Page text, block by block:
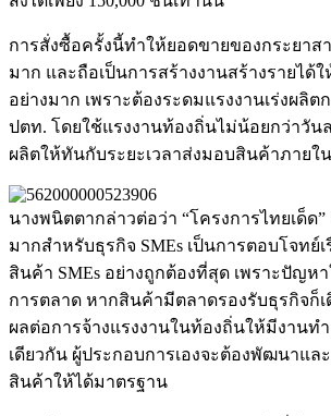
การสั่งซื้อครั้งนี้ทำให้ยอดขายของกระยาส
มาก และถือเป็นการสร้างงานสร้างรายไ
อย่างมาก เพราะต้องระดมแรงงานเร่งผลิต
ปตท. โดยใช้แรงงานท้องถิ่นไม่น้อยกว่าวันล
ผลิตให้ทันกับระยะเวลาส่งมอบสินค้าภายใ
นางพนิตตากล่าวต่อว่า “โครงการไทยเด็ด
มากสำหรับธุรกิจ SMEs เป็นการตอบโจทย์
สินค้า SMEs อย่างถูกต้องที่สุด เพราะปัญห
การตลาด หากสินค้ามีตลาดรองรับธุรกิจก็
ผลต่อการจ้างแรงงานในท้องถิ่นให้มีงานท
เดียวกัน ผู้ประกอบการเองจะต้องพัฒนาแ
สินค้าให้ได้มาตรฐาน